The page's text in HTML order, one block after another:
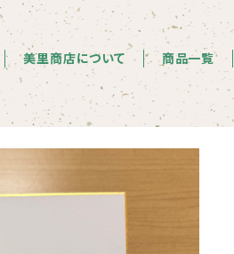
美里商店について 商品一覧